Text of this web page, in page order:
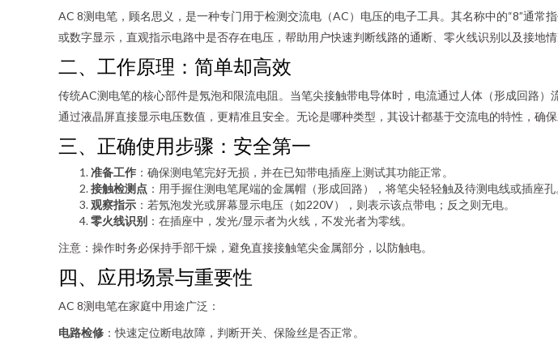
AC 8测电笔，顾名思义，是一种专门用于检测交流电（AC）电压的电子工具。其名称中的“8”通
或数字显示，直观指示电路中是否存在电压，帮助用户快速判断线路的通断、零火线识别以及接地情
二、工作原理：简单却高效
传统AC测电笔的核心部件是氖泡和限流电阻。当笔尖接触带电导体时，电流通过人体（形成回路
通过液晶屏直接显示电压数值，更精准且安全。无论是哪种类型，其设计都基于交流电的特性，确保
三、正确使用步骤：安全第一
准备工作 ：确保测电笔完好无损，并在已知带电插座上测试其功能正常。
接触检测点 ：用手握住测电笔尾端的金属帽（形成回路），将笔尖轻轻触及待测电线或插座孔
观察指示 ：若氖泡发光或屏幕显示电压（如220V），则表示该点带电；反之则无电。
零火线识别 ：在插座中，发光/显示者为火线，不发光者为零线。
注意：操作时务必保持手部干燥，避免直接接触笔尖金属部分，以防触电。
四、应用场景与重要性
AC 8测电笔在家庭中用途广泛：
电路检修 ：快速定位断电故障，判断开关、保险丝是否正常。